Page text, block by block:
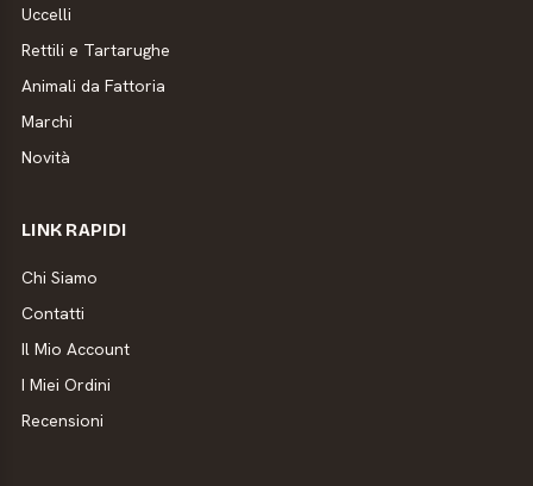
Uccelli
Rettili e Tartarughe
Animali da Fattoria
Marchi
Novità
LINK RAPIDI
Chi Siamo
Contatti
Il Mio Account
I Miei Ordini
Recensioni